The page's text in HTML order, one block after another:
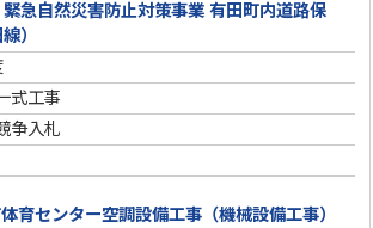
急自然災害防止対策事業 有田町内道路保
）
式工事
争入札
育センター空調設備工事（機械設備工事）